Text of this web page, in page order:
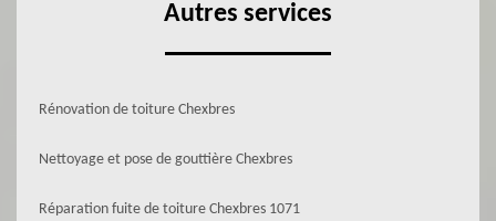
Autres services
Rénovation de toiture Chexbres
Nettoyage et pose de gouttière Chexbres
Réparation fuite de toiture Chexbres 1071